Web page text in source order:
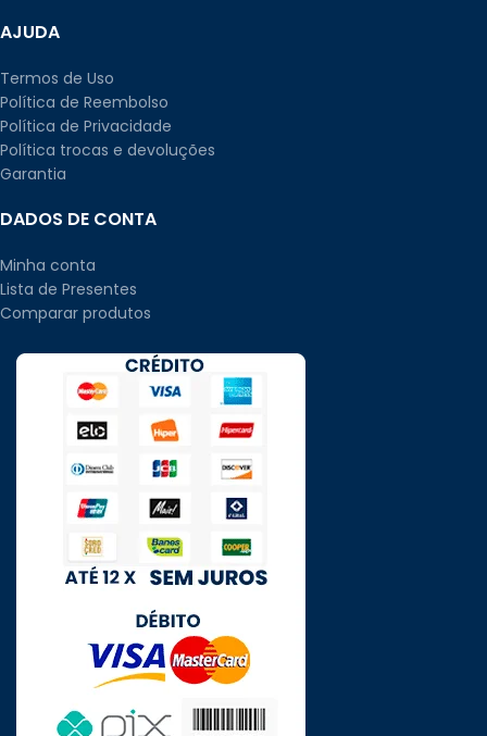
AJUDA
Termos de Uso
Política de Reembolso
Política de Privacidade
Política trocas e devoluções
Garantia
DADOS DE CONTA
Minha conta
Lista de Presentes
Comparar produtos